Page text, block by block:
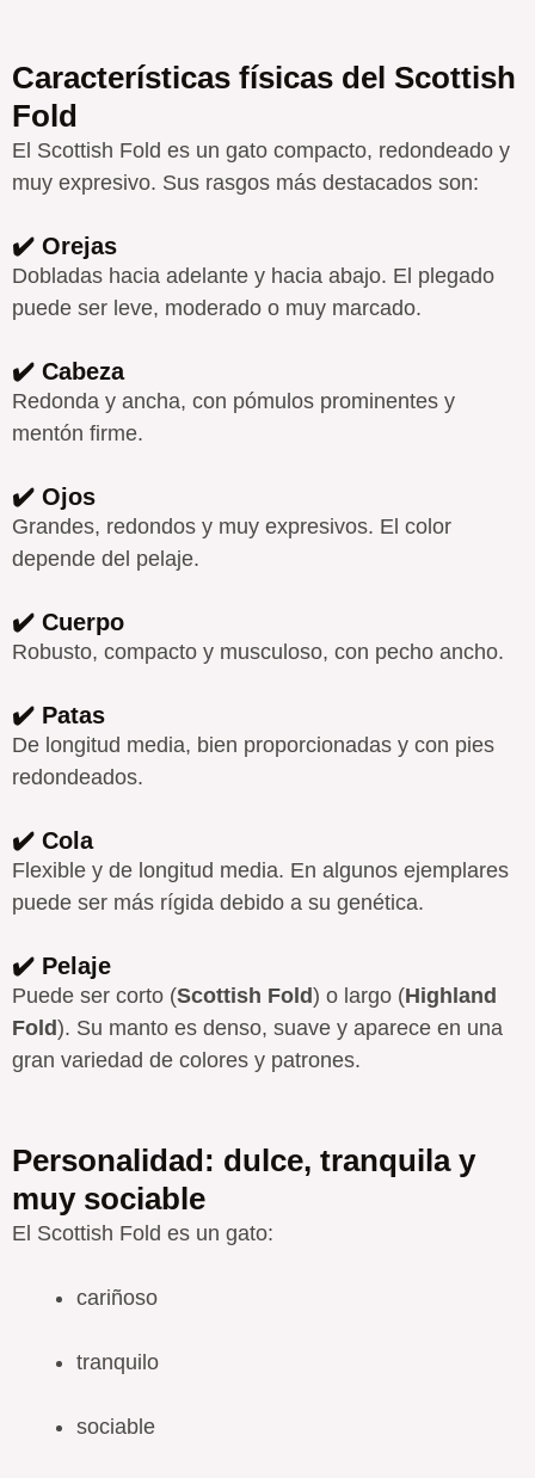
Características físicas del Scottish
Fold
El Scottish Fold es un gato compacto, redondeado y
muy expresivo. Sus rasgos más destacados son:
✔️ Orejas
Dobladas hacia adelante y hacia abajo. El plegado
puede ser leve, moderado o muy marcado.
✔️ Cabeza
Redonda y ancha, con pómulos prominentes y
mentón firme.
✔️ Ojos
Grandes, redondos y muy expresivos. El color
depende del pelaje.
✔️ Cuerpo
Robusto, compacto y musculoso, con pecho ancho.
✔️ Patas
De longitud media, bien proporcionadas y con pies
redondeados.
✔️ Cola
Flexible y de longitud media. En algunos ejemplares
puede ser más rígida debido a su genética.
✔️ Pelaje
Puede ser corto (Scottish Fold) o largo (Highland
Fold). Su manto es denso, suave y aparece en una
gran variedad de colores y patrones.
Personalidad: dulce, tranquila y
muy sociable
El Scottish Fold es un gato:
cariñoso
tranquilo
sociable